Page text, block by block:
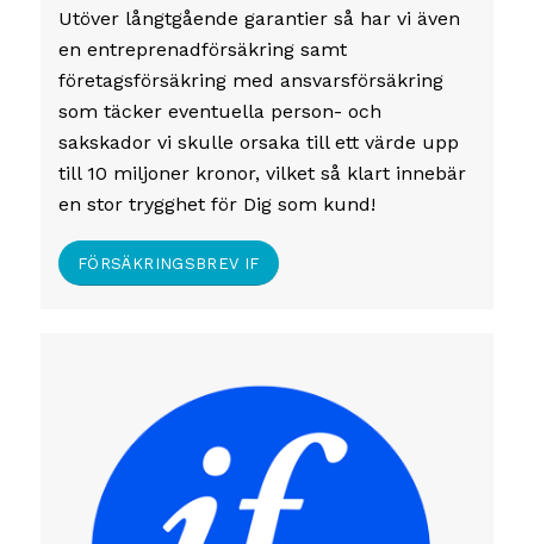
Utöver långtgående garantier så har vi även
en entreprenadförsäkring samt
företagsförsäkring med ansvarsförsäkring
som täcker eventuella person- och
sakskador vi skulle orsaka till ett värde upp
till 10 miljoner kronor, vilket så klart innebär
en stor trygghet för Dig som kund!
FÖRSÄKRINGSBREV IF